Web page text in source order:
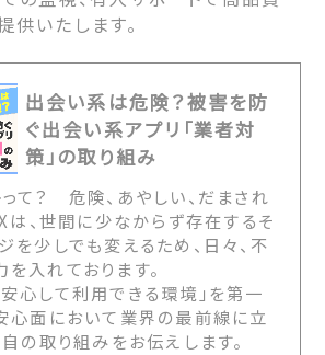
供いたします。
出会い系は危険？被害を防
ぐ出会い系アプリ「業者対
策」の取り組み
て？ 危険、あやしい、だまされ
、世間に少なからず存在するそ
を少しでも変えるため、日々、不
入れております。
心して利用できる環境」を第一
心面において業界の最前線に立
の取り組みをお伝えします。